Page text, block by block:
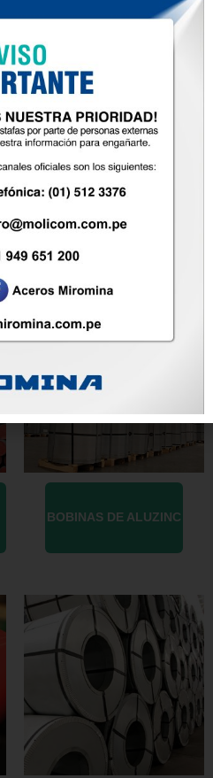
CALIBRADAS SAE 1045
BOBINAS DE ALUZINC